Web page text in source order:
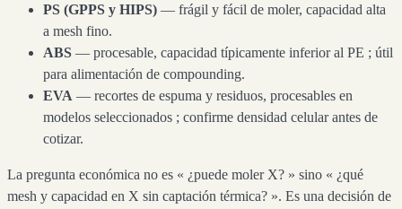
PS (GPPS y HIPS) — frágil y fácil de moler, capacidad alta
a mesh fino.
ABS — procesable, capacidad típicamente inferior al PE ; útil
para alimentación de compounding.
EVA — recortes de espuma y residuos, procesables en
modelos seleccionados ; confirme densidad celular antes de
cotizar.
La pregunta económica no es « ¿puede moler X? » sino « ¿qué
mesh y capacidad en X sin captación térmica? ». Es una decisión de